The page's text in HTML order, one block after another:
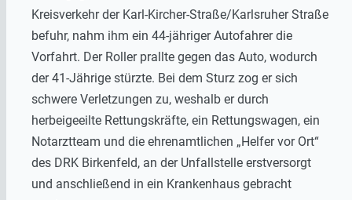
Kreisverkehr der Karl-Kircher-Straße/Karlsruher Straße
befuhr, nahm ihm ein 44-jähriger Autofahrer die
Vorfahrt. Der Roller prallte gegen das Auto, wodurch
der 41-Jährige stürzte. Bei dem Sturz zog er sich
schwere Verletzungen zu, weshalb er durch
herbeigeeilte Rettungskräfte, ein Rettungswagen, ein
Notarztteam und die ehrenamtlichen „Helfer vor Ort“
des DRK Birkenfeld, an der Unfallstelle erstversorgt
und anschließend in ein Krankenhaus gebracht